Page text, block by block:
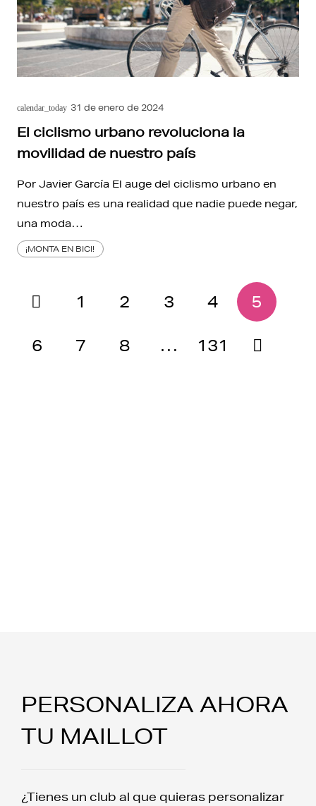
calendar_today 31 de enero de 2024
El ciclismo urbano revoluciona la
movilidad de nuestro país
Por Javier García El auge del ciclismo urbano en
nuestro país es una realidad que nadie puede negar,
una moda…
¡MONTA EN BICI!
1 2 3 4 5
6 7 8 … 131
PERSONALIZA AHORA
TU MAILLOT
¿Tienes un club al que quieras personalizar